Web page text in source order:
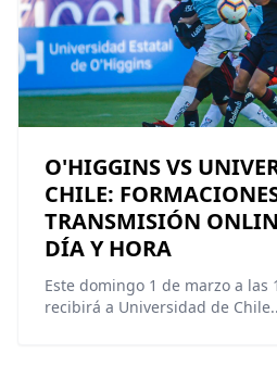
O'HIGGINS VS
CHILE:
TRANSMISIÓN
DÍA Y HORA
Este domingo 1 de marzo a las
recibirá a Universidad de